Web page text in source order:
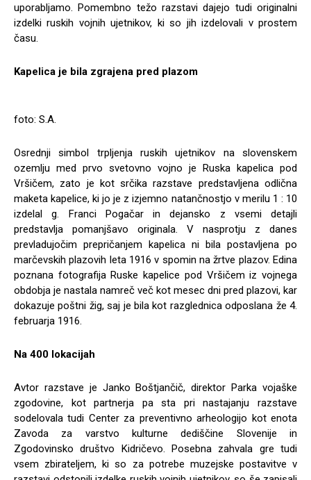
uporabljamo. Pomembno težo razstavi dajejo tudi originalni
izdelki ruskih vojnih ujetnikov, ki so jih izdelovali v prostem
času.
Kapelica je bila zgrajena pred plazom
foto: S.A.
Osrednji simbol trpljenja ruskih ujetnikov na slovenskem
ozemlju med prvo svetovno vojno je Ruska kapelica pod
Vršičem, zato je kot srčika razstave predstavljena odlična
maketa kapelice, ki jo je z izjemno natančnostjo v merilu 1 : 10
izdelal g. Franci Pogačar in dejansko z vsemi detajli
predstavlja pomanjšavo originala. V nasprotju z danes
prevladujočim prepričanjem kapelica ni bila postavljena po
marčevskih plazovih leta 1916 v spomin na žrtve plazov. Edina
poznana fotografija Ruske kapelice pod Vršičem iz vojnega
obdobja je nastala namreč več kot mesec dni pred plazovi, kar
dokazuje poštni žig, saj je bila kot razglednica odposlana že 4.
februarja 1916.
Na 400 lokacijah
Avtor razstave je Janko Boštjančič, direktor Parka vojaške
zgodovine, kot partnerja pa sta pri nastajanju razstave
sodelovala tudi Center za preventivno arheologijo kot enota
Zavoda za varstvo kulturne dediščine Slovenije in
Zgodovinsko društvo Kidričevo. Posebna zahvala gre tudi
vsem zbirateljem, ki so za potrebe muzejske postavitve v